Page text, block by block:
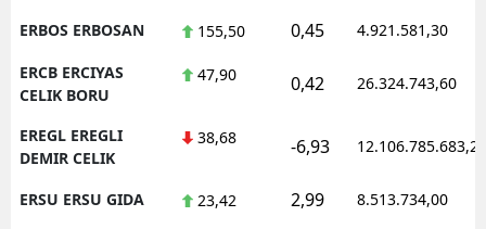
ERBOS ERBOSAN 155,50 0,45 4.921.581,30
ERCB ERCIYAS
CELIK BORU
47,90 0,42 26.324.743,60
EREGL EREGLI
DEMIR CELIK
38,68 -6,93 12.106.785.683,20
ERSU ERSU GIDA 23,42 2,99 8.513.734,00